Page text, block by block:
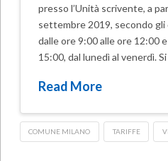
presso l’Unità scrivente, a
settembre 2019, secondo
dalle ore 9:00 alle ore 12:00
15:00, dal lunedì al venerdì.
Read More
COMUNE MILANO TARIFFE